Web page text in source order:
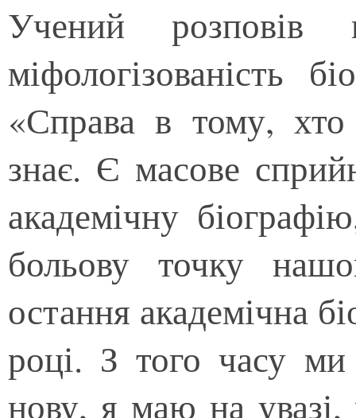
Учений розповів
міфологізованість
«Справа в тому,
знає. Є масове
академічну
больову точку
остання академічна
році. З того часу
нову, я маю на увазі,